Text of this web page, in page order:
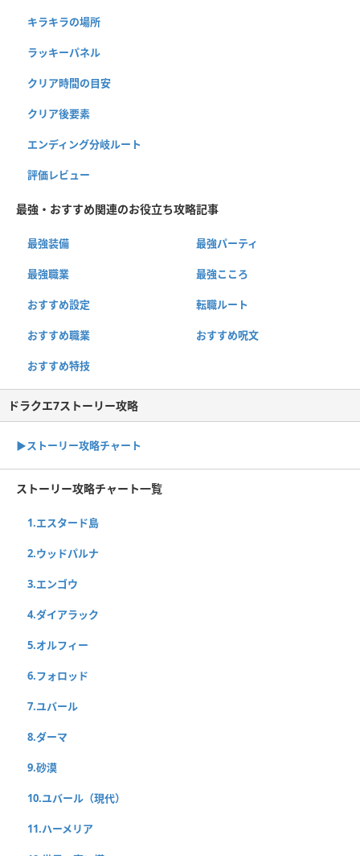
キラキラの場所
ラッキーパネル
クリア時間の目安
クリア後要素
エンディング分岐ルート
評価レビュー
最強・おすすめ関連のお役立ち攻略記事
最強装備 最強パーティ
最強職業 最強こころ
おすすめ設定 転職ルート
おすすめ職業 おすすめ呪文
おすすめ特技
ドラクエ7ストーリー攻略
▶ストーリー攻略チャート
ストーリー攻略チャート一覧
1.エスタード島
2.ウッドパルナ
3.エンゴウ
4.ダイアラック
5.オルフィー
6.フォロッド
7.ユバール
8.ダーマ
9.砂漠
10.ユバール（現代）
11.ハーメリア